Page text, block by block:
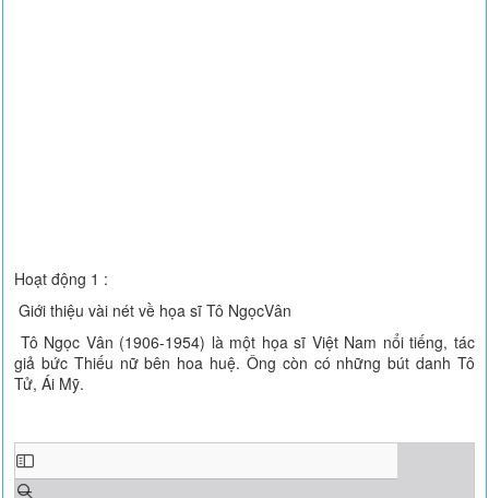
Hoạt động 1 :
Giới thiệu vài nét về họa sĩ Tô NgọcVân
Tô Ngọc Vân (1906-1954) là một họa sĩ Việt Nam nổi tiếng, tác
giả bức Thiếu nữ bên hoa huệ. Ông còn có những bút danh Tô
Tử, Ái Mỹ.